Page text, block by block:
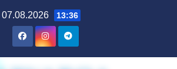
07.08.2026 13:36